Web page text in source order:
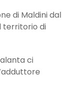
di Maldini dal
territorio di
ci